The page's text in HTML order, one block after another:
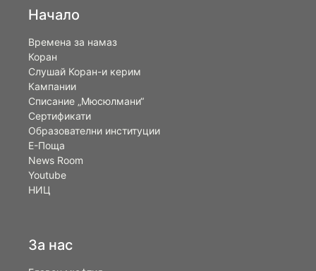
Начало
Времена за намаз
Коран
Слушай Коран-и керим
Кампании
Списание „Мюсюлмани“
Сертификати
Образователни институции
Е-Поща
News Room
Youtube
НИЦ
За нас